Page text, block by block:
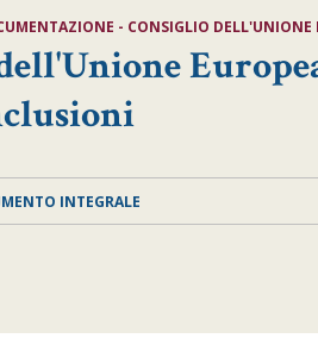
- CONSIGLIO DELL'UNIONE
INTEGRALE